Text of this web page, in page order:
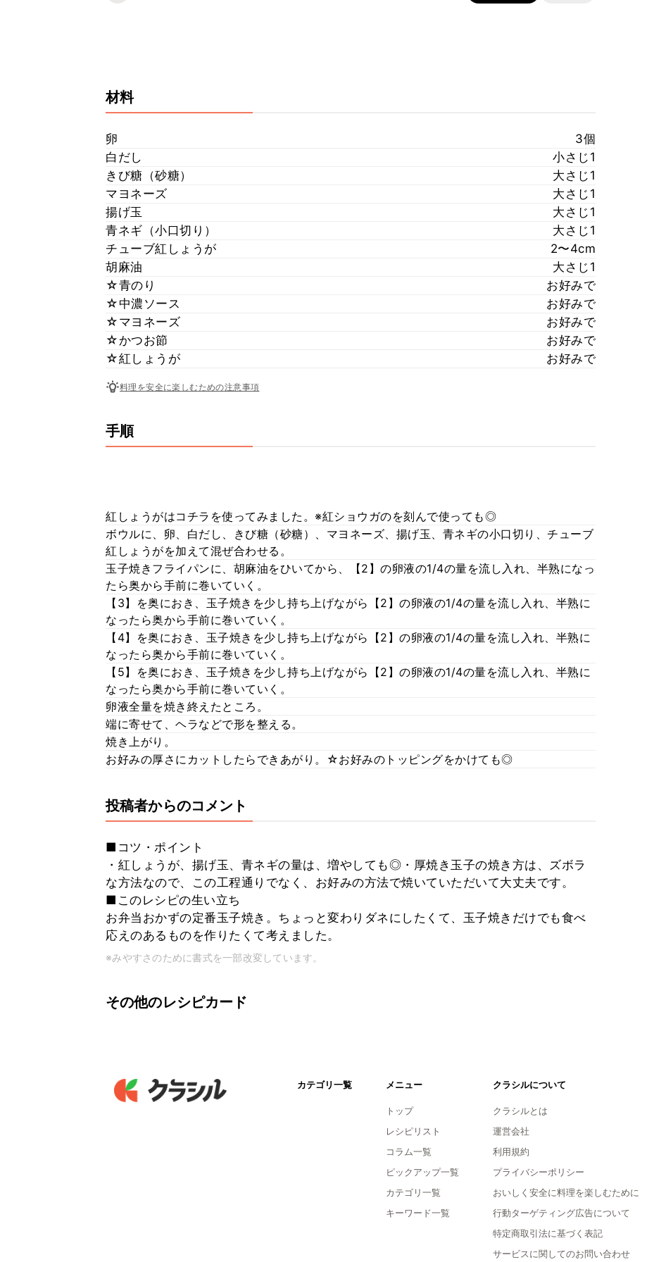
材料
卵
3個
白だし
小さじ1
きび糖（砂糖）
大さじ1
マヨネーズ
大さじ1
揚げ玉
大さじ1
青ネギ（小口切り）
大さじ1
チューブ紅しょうが
2〜4cm
胡麻油
大さじ1
☆青のり
お好みで
☆中濃ソース
お好みで
☆マヨネーズ
お好みで
☆かつお節
お好みで
☆紅しょうが
お好みで
料理を安全に楽しむための注意事項
手順
紅しょうがはコチラを使ってみました。※紅ショウガのを刻んで使っても◎
ボウルに、卵、白だし、きび糖（砂糖）、マヨネーズ、揚げ玉、青ネギの小口切り、チューブ
紅しょうがを加えて混ぜ合わせる。
玉子焼きフライパンに、胡麻油をひいてから、【2】の卵液の1/4の量を流し入れ、半熟になっ
たら奥から手前に巻いていく。
【3】を奥におき、玉子焼きを少し持ち上げながら【2】の卵液の1/4の量を流し入れ、半熟に
なったら奥から手前に巻いていく。
【4】を奥におき、玉子焼きを少し持ち上げながら【2】の卵液の1/4の量を流し入れ、半熟に
なったら奥から手前に巻いていく。
【5】を奥におき、玉子焼きを少し持ち上げながら【2】の卵液の1/4の量を流し入れ、半熟に
なったら奥から手前に巻いていく。
卵液全量を焼き終えたところ。
端に寄せて、ヘラなどで形を整える。
焼き上がり。
お好みの厚さにカットしたらできあがり。☆お好みのトッピングをかけても◎
投稿者からのコメント
■コツ・ポイント
・紅しょうが、揚げ玉、青ネギの量は、増やしても◎・厚焼き玉子の焼き方は、ズボラ
な方法なので、この工程通りでなく、お好みの方法で焼いていただいて大丈夫です。
■このレシピの生い立ち
お弁当おかずの定番玉子焼き。ちょっと変わりダネにしたくて、玉子焼きだけでも食べ
応えのあるものを作りたくて考えました。
※みやすさのために書式を一部改変しています。
その他のレシピカード
カテゴリ一覧 メニュー
トップ
レシピリスト
コラム一覧
ピックアップ一覧
カテゴリ一覧
キーワード一覧
クラシルについて
クラシルとは
運営会社
利用規約
プライバシーポリシー
おいしく安全に料理を楽しむために
行動ターゲティング広告について
特定商取引法に基づく表記
サービスに関してのお問い合わせ